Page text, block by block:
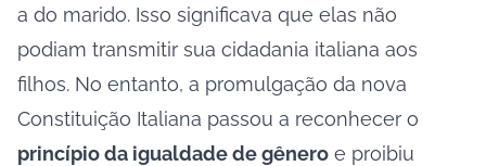
a do marido. Isso significava que elas não
podiam transmitir sua cidadania italiana aos
filhos. No entanto, a promulgação da nova
Constituição Italiana passou a reconhecer o
princípio da igualdade de gênero e proibiu